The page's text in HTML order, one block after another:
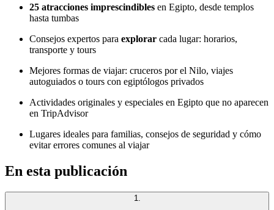
25 atracciones imprescindibles en Egipto, desde templos
hasta tumbas
Consejos expertos para explorar cada lugar: horarios,
transporte y tours
Mejores formas de viajar: cruceros por el Nilo, viajes
autoguiados o tours con egiptólogos privados
Actividades originales y especiales en Egipto que no aparecen
en TripAdvisor
Lugares ideales para familias, consejos de seguridad y cómo
evitar errores comunes al viajar
En esta publicación
1